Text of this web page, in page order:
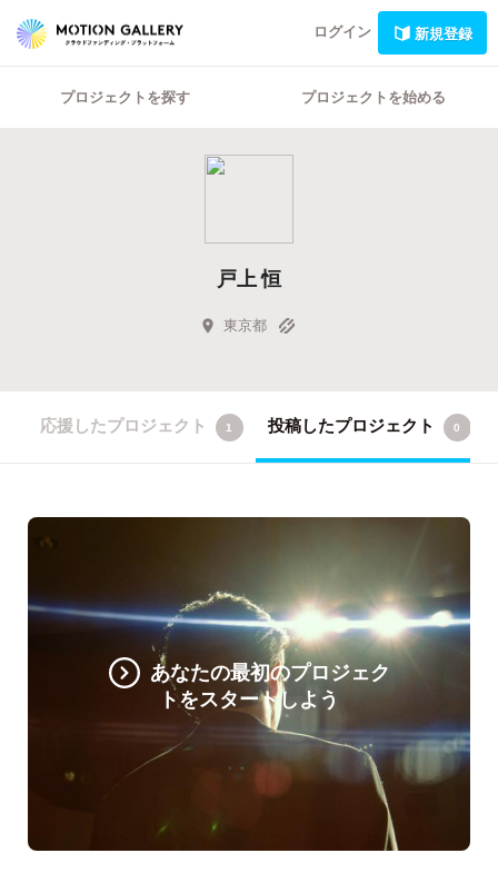
ログイン 新規登録
プロジェクトを探す プロジェクトを始める
戸上 恒
東京都
応援したプロジェクト 1 投稿したプロジェクト 0
あなたの最初のプロジェク
トをスタートしよう